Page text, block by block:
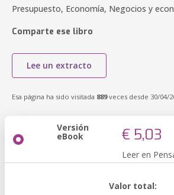
Presupuesto, Economía, Negocios y
Comparte ese libro
Lee un extracto
Esa página ha sido visitada 889veces desde 30/04/
Versión
eBook € 5,03
Leer en
Valor total: